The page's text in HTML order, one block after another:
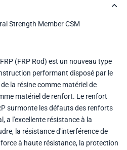
Strength Member CSM
(FRP Rod) est un nouveau type
performant disposé par le
la résine comme matériel de
matériel de renfort. Le renfort
surmonte les défauts des renforts
a l'excellente résistance à la
la résistance d'interférence de
à haute résistance, la protection